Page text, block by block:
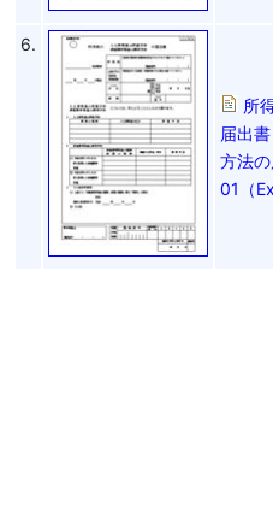
6.
所
届出
方法
01（